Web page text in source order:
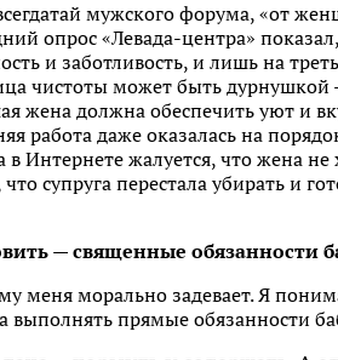
мужского форума, «от
опрос «Левада-центра»
и заботливость, и лишь на
чистоты может быть дурнушкой
жена должна обеспечить уют и
работа даже оказалась на
Интернете жалуется, что жена
супруга перестала убирать и
— священные обязанности
меня морально задевает. Я
а выполнять прямые обязанности